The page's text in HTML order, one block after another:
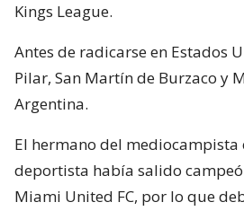
Kings League.
Antes de radicarse en Estados
Pilar, San Martín de Burzaco y
Argentina.
El hermano del mediocampista
deportista había salido
Miami United FC, por lo que